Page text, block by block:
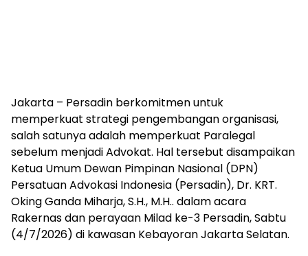
Jakarta – Persadin berkomitmen untuk
memperkuat strategi pengembangan organisasi,
salah satunya adalah memperkuat Paralegal
sebelum menjadi Advokat. Hal tersebut disampaikan
Ketua Umum Dewan Pimpinan Nasional (DPN)
Persatuan Advokasi Indonesia (Persadin), Dr. KRT.
Oking Ganda Miharja, S.H., M.H.. dalam acara
Rakernas dan perayaan Milad ke-3 Persadin, Sabtu
(4/7/2026) di kawasan Kebayoran Jakarta Selatan.